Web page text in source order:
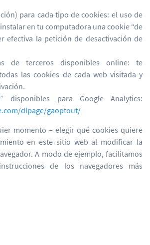
para cada tipo de cookies: el uso de
en tu computadora una cookie “de
efectiva la petición de desactivación de
de terceros disponibles online: te
las cookies de cada web visitada y
disponibles para Google Analytics:
dlpage/gaoptout/
momento – elegir qué cookies quiere
en este sitio web al modificar la
A modo de ejemplo, facilitamos
de los navegadores más